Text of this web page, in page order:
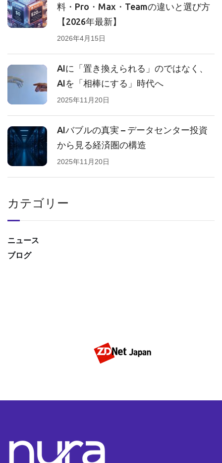
料・Pro・Max・Teamの違いと選び方
【2026年最新】
2026年4月15日
AIに「置き換えられる」のではなく、
AIを「相棒にする」時代へ
2025年11月20日
AIバブルの真実 – データセンター投資
から見る経済圏の構造
2025年11月20日
カテゴリー
ニュース
ブログ